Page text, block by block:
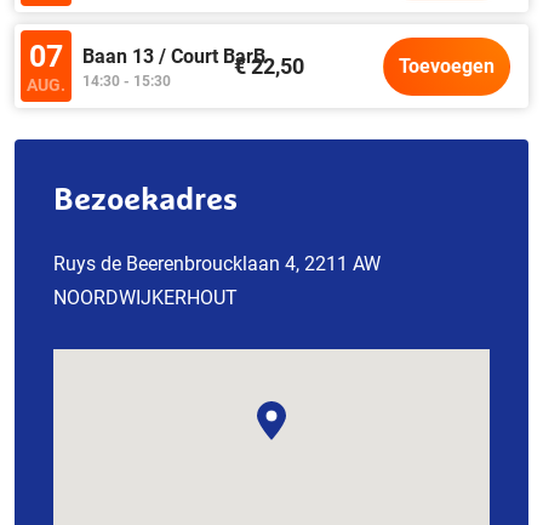
07
AUG.
Baan 13 / Court BarB
14:30 - 15:30
€ 22,50 Toevoegen
Bezoekadres
Ruys de Beerenbroucklaan 4, 2211 AW
NOORDWIJKERHOUT